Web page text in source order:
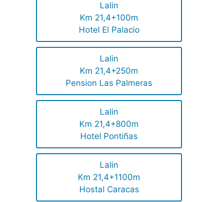
Lalin
Km 21,4+100m
Hotel El Palacio
Lalin
Km 21,4+250m
Pension Las Palmeras
Lalin
Km 21,4+800m
Hotel Pontiñas
Lalin
Km 21,4+1100m
Hostal Caracas